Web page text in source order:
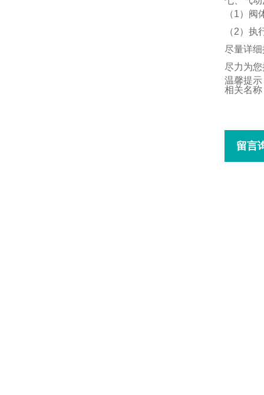
（1）
（2）
尽量详
尽力为
温馨提
相关名
留言